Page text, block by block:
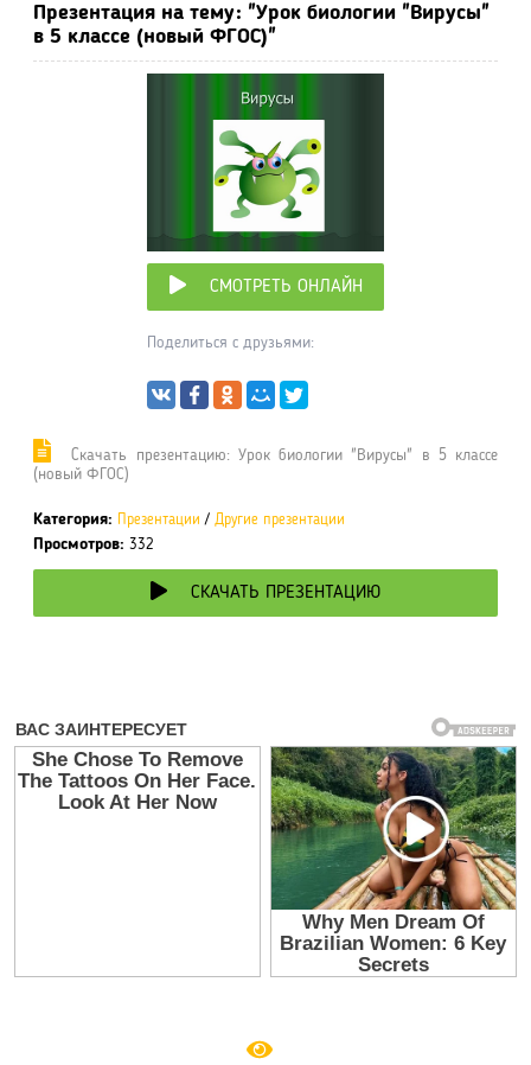
Презентация на тему: "Урок биологии "Вирусы"
в 5 классе (новый ФГОС)"
СМОТРЕТЬ ОНЛАЙН
Поделиться с друзьями:
Cкачать презентацию: Урок биологии "Вирусы" в 5 классе
(новый ФГОС)
Категория: Презентации / Другие презентации
Просмотров: 332
СКАЧАТЬ ПРЕЗЕНТАЦИЮ